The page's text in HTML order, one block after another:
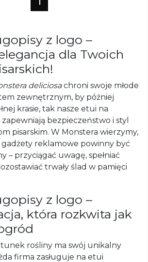
z logo –
dla Twoich
deliciosachroni swoje młode
zewnętrznym, by później
krasie, tak nasze etui na
bezpieczeństwo i styl
pisarskim. W Monstera wierzymy,
reklamowe powinny być
– przyciągać uwagę, spełniać
trwały ślad w pamięci
z logo –
która rozkwita jak
rośliny ma swój unikalny
firma zasługuje na etui